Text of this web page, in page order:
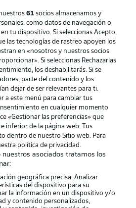
Aviso legal
Declaracion de privacidad
Trabajos
Condiciones de uso
Contacto
61 socios almacenamos y
como datos de navegación o
tu dispositivo. Si seleccionas Acepto,
las tecnologías de rastreo apoyen los
en «nosotros y nuestros socios
Si seleccionas Rechazarlas
los deshabilitarás. Si se
parte del contenido y los
dejar de ser relevantes para ti.
a este menú para cambiar tus
en cualquier momento
«Gestionar las preferencias» que
inferior de la página web. Tus
dentro de nuestro Sitio web. Para
política de privacidad.
nuestros asociados tratamos los
geográfica precisa. Analizar
del dispositivo para su
la información en un dispositivo y/o
y contenido personalizados,